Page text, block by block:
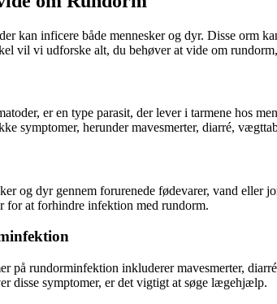
kan inficere både mennesker og dyr. Disse orm
vil vi udforske alt, du behøver at vide om
er en type parasit, der lever i tarmene hos
symptomer, herunder mavesmerter, diarré,
og dyr gennem forurenede fødevarer, vand
for at forhindre infektion med rundorm.
på rundorminfektion inkluderer mavesmerter,
disse symptomer, er det vigtigt at søge lægehjælp.